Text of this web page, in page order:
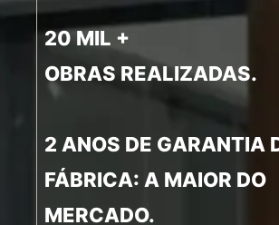
20 MIL +
OBRAS REALIZADAS.
2 ANOS DE GARANTIA
FÁBRICA: A MAIOR DO
MERCADO.